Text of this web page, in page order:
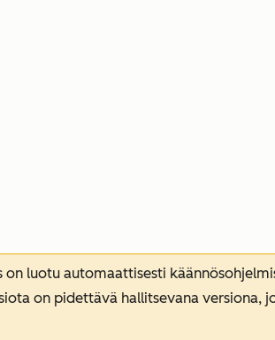
luotu automaattisesti
on pidettävä hallitsevana versiona,